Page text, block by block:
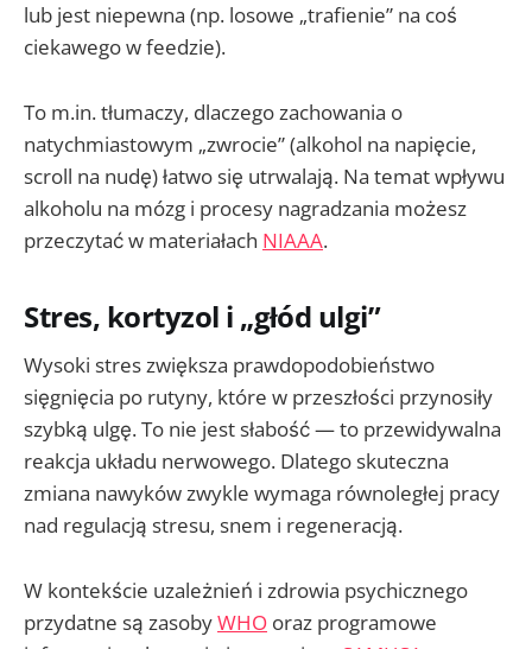
lub jest niepewna (np. losowe „trafienie” na coś
ciekawego w feedzie).
To m.in. tłumaczy, dlaczego zachowania o
natychmiastowym „zwrocie” (alkohol na napięcie,
scroll na nudę) łatwo się utrwalają. Na temat wpływu
alkoholu na mózg i procesy nagradzania możesz
przeczytać w materiałach NIAAA.
Stres, kortyzol i „głód ulgi”
Wysoki stres zwiększa prawdopodobieństwo
sięgnięcia po rutyny, które w przeszłości przynosiły
szybką ulgę. To nie jest słabość — to przewidywalna
reakcja układu nerwowego. Dlatego skuteczna
zmiana nawyków zwykle wymaga równoległej pracy
nad regulacją stresu, snem i regeneracją.
W kontekście uzależnień i zdrowia psychicznego
przydatne są zasobyWHO oraz programowe